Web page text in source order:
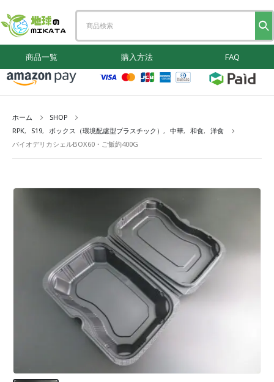
商品一覧 購入方法 FAQ
ホーム
SHOP
RPK, S19, ボックス（環境配慮型プラスチック） , 中華, 和食, 洋食
バイオデリカシェルBOX60・ご飯約400G